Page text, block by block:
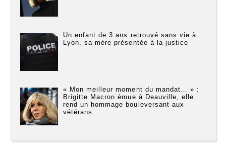
Un enfant de 3 ans retrouvé sans vie à
Lyon, sa mère présentée à la justice
« Mon meilleur moment du mandat… » :
Brigitte Macron émue à Deauville, elle
rend un hommage bouleversant aux
vétérans